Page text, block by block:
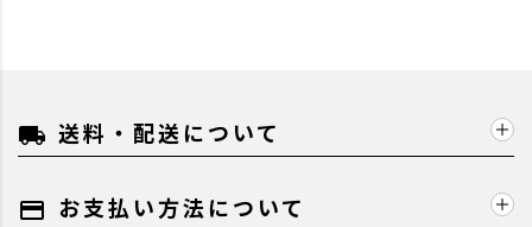
local_shipping 送料・配送について
payment お支払い方法について